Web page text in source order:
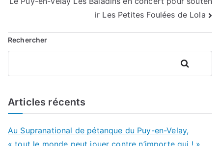
ir Les Petites Foulées de Lola
Rechercher
Rechercher
Articles récents
Au Supranational de pétanque du Puy-en-Velay,
« tout le monde peut jouer contre n’importe qui ! »